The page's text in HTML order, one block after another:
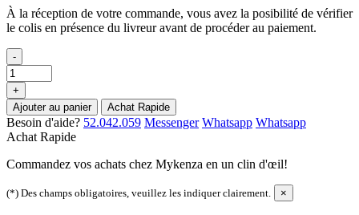
À la réception de votre commande, vous avez la posibilité de vérifier
le colis en présence du livreur avant de procéder au paiement.
-
+
Ajouter au panier
Achat Rapide
Besoin d'aide? 52.042.059 Messenger Whatsapp Whatsapp
Achat Rapide
Commandez vos achats chez Mykenza en un clin d'œil!
(*) Des champs obligatoires, veuillez les indiquer clairement. ×